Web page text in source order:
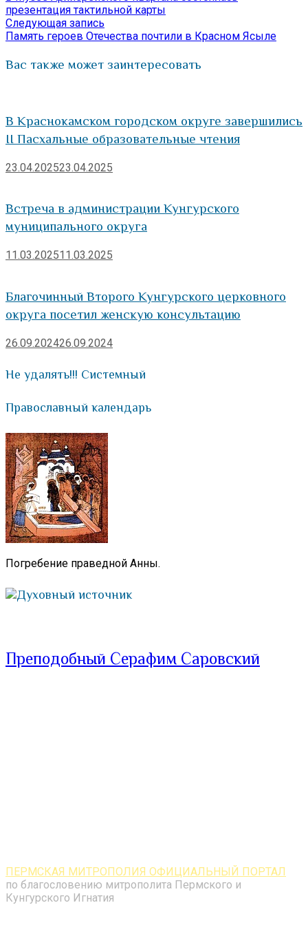
по
записям
презентация тактильной карты
Следующая запись
запись:
Память героев Отечества почтили в Красном Ясыле
Вас также может заинтересовать
В Краснокамском городском округе завершились
II Пасхальные образовательные чтения
23.04.202523.04.2025
Встреча в администрации Кунгурского
муниципального округа
11.03.202511.03.2025
Благочинный Второго Кунгурского церковного
округа посетил женскую консультацию
26.09.202426.09.2024
Не удалять!!! Системный
Православный календарь
Погребение праведной Анны.
Духовный источник
Преподобный Серафим Саровский
ПЕРМСКАЯ МИТРОПОЛИЯ ОФИЦИАЛЬНЫЙ ПОРТАЛ
по благословению митрополита Пермского и
Кунгурского Игнатия